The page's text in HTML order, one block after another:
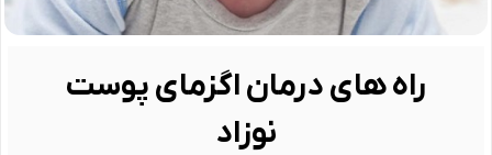
راه های درمان اگزمای پوست
نوزاد